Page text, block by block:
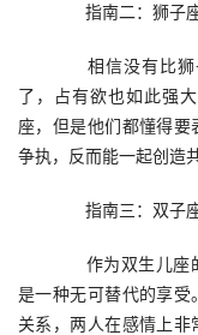
指南二：狮子
相信没有比狮
了，占有欲也如此强
座，但是他们都懂得
争执，反而能一起创造
指南三：双子
作为双生儿座的
是一种无可替代的享受
关系，两人在感情上